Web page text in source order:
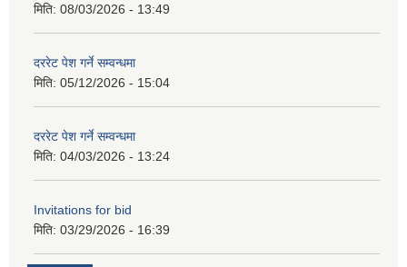
मिति: 08/03/2026 - 13:49
दररेट पेश गर्ने सम्वन्धमा
मिति: 05/12/2026 - 15:04
दररेट पेश गर्ने सम्वन्धमा
मिति: 04/03/2026 - 13:24
Invitations for bid
मिति: 03/29/2026 - 16:39